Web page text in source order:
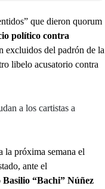
que dieron quorum
político contra
excluidos del padrón de la
libelo acusatorio contra
a los cartistas a
la próxima semana el
ante el
Basilio “Bachi” Núñez